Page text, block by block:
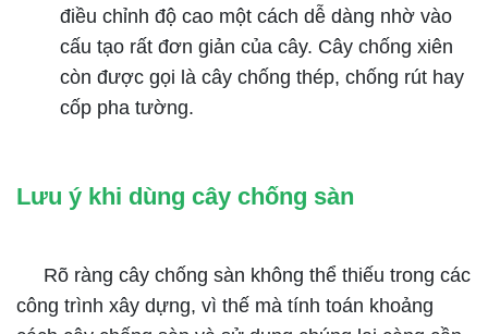
điều chỉnh độ cao một cách dễ dàng nhờ vào
cấu tạo rất đơn giản của cây. Cây chống xiên
còn được gọi là cây chống thép, chống rút hay
cốp pha tường.
Lưu ý khi dùng cây chống sàn
Rõ ràng cây chống sàn không thể thiếu trong các
công trình xây dựng, vì thế mà tính toán khoảng